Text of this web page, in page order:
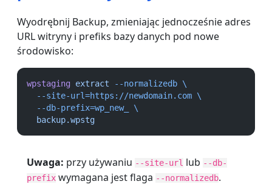
Wyodrębnij Backup, zmieniając jednocześnie adres
URL witryny i prefiks bazy danych pod nowe
środowisko:
wpstaging extract --normalizedb \
--site-url=https://newdomain.com \
--db-prefix=wp_new_
\
backup.wpstg
Uwaga: przy używaniu --site-url lub --db-
prefix wymagana jest flaga --normalizedb.